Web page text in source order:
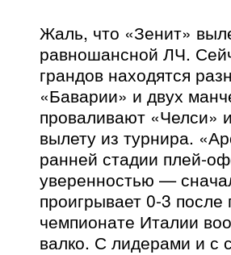
Жаль, что «Зенит»
равношансной ЛЧ.
грандов находятся
«Баварии» и двух
проваливают «Челси»
вылету из турнира.
ранней стадии плей-
уверенностью —
проигрывает 0-3
чемпионате Италии
валко. С лидерами и с